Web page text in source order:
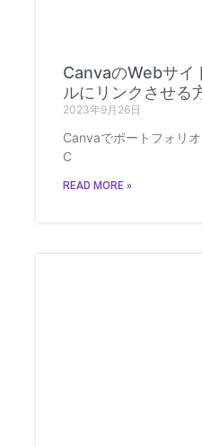
CanvaのWebサイ
ルにリンクさせる
2023年9月26日
Canvaでポートフォリ
C
READ MORE »